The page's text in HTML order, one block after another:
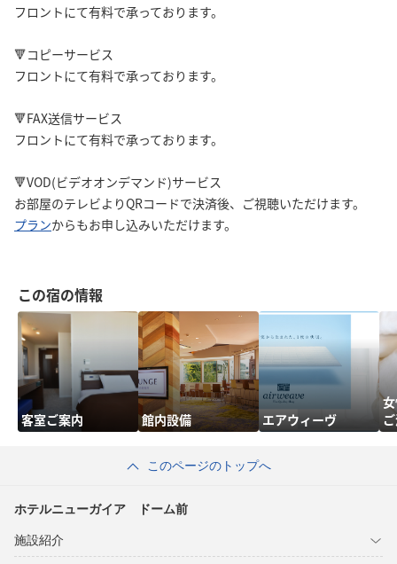
フロントにて有料で承っております。
🔻コピーサービス
フロントにて有料で承っております。
🔻FAX送信サービス
フロントにて有料で承っております。
🔻VOD(ビデオオンデマンド)サービス
お部屋のテレビよりQRコードで決済後、ご視聴いただけます。
プランからもお申し込みいただけます。
この宿の情報
客室ご案内 館内設備 エアウィーヴ
このページのトップへ
ホテルニューガイア ドーム前
施設紹介